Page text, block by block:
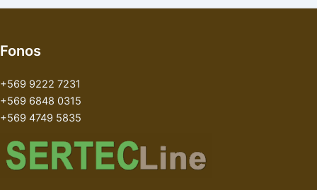
Fonos
+569 9222 7231
+569 6848 0315
+569 4749 5835